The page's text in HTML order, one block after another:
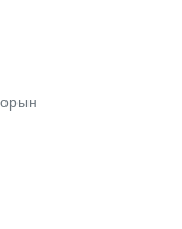
орын